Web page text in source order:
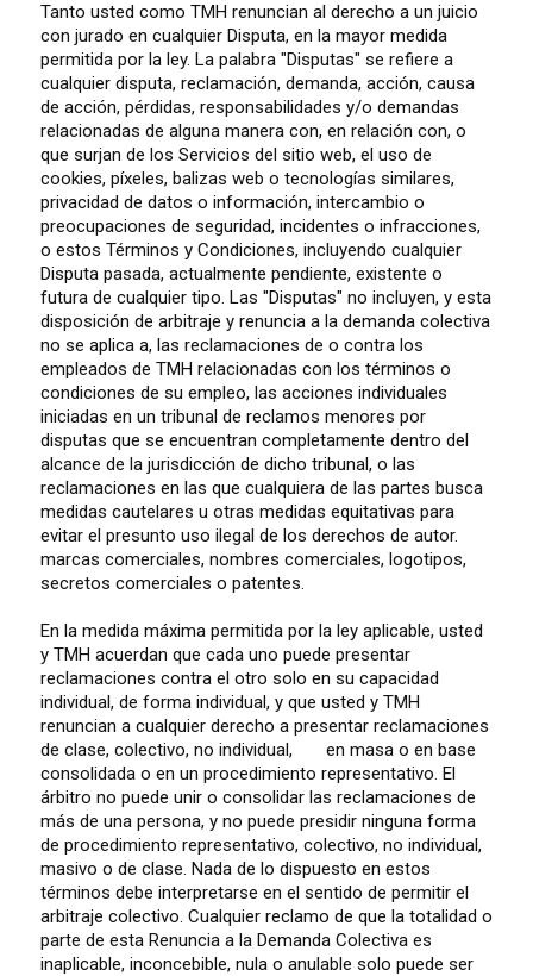
Tanto usted como TMH renuncian al derecho a un juicio
con jurado en cualquier Disputa, en la mayor medida
permitida por la ley. La palabra "Disputas" se refiere a
cualquier disputa, reclamación, demanda, acción, causa
de acción, pérdidas, responsabilidades y/o demandas
relacionadas de alguna manera con, en relación con, o
que surjan de los Servicios del sitio web, el uso de
cookies, píxeles, balizas web o tecnologías similares,
privacidad de datos o información, intercambio o
preocupaciones de seguridad, incidentes o infracciones,
o estos Términos y Condiciones, incluyendo cualquier
Disputa pasada, actualmente pendiente, existente o
futura de cualquier tipo. Las "Disputas" no incluyen, y esta
disposición de arbitraje y renuncia a la demanda colectiva
no se aplica a, las reclamaciones de o contra los
empleados de TMH relacionadas con los términos o
condiciones de su empleo, las acciones individuales
iniciadas en un tribunal de reclamos menores por
disputas que se encuentran completamente dentro del
alcance de la jurisdicción de dicho tribunal, o las
reclamaciones en las que cualquiera de las partes busca
medidas cautelares u otras medidas equitativas para
evitar el presunto uso ilegal de los derechos de autor.
marcas comerciales, nombres comerciales, logotipos,
secretos comerciales o patentes.
En la medida máxima permitida por la ley aplicable, usted
y TMH acuerdan que cada uno puede presentar
reclamaciones contra el otro solo en su capacidad
individual, de forma individual, y que usted y TMH
renuncian a cualquier derecho a presentar reclamaciones
de clase, colectivo, no individual,
en masa o en base
consolidada o en un procedimiento representativo. El
árbitro no puede unir o consolidar las reclamaciones de
más de una persona, y no puede presidir ninguna forma
de procedimiento representativo, colectivo, no individual,
masivo o de clase. Nada de lo dispuesto en estos
términos debe interpretarse en el sentido de permitir el
arbitraje colectivo. Cualquier reclamo de que la totalidad o
parte de esta Renuncia a la Demanda Colectiva es
inaplicable, inconcebible, nula o anulable solo puede ser